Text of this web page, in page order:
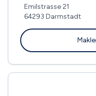
Emilstrasse 21
64293 Darmstadt